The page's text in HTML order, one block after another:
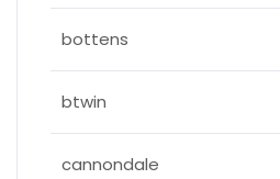
bottens
btwin
cannondale